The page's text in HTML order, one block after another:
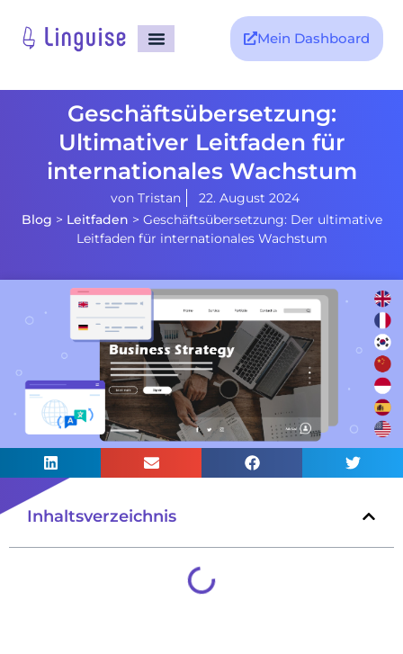
Mein Dashboard
Geschäftsübersetzung:
Ultimativer Leitfaden für
internationales Wachstum
von Tristan
22. August 2024
Blog > Leitfaden > Geschäftsübersetzung: Der ultimative
Leitfaden für internationales Wachstum
Inhaltsverzeichnis